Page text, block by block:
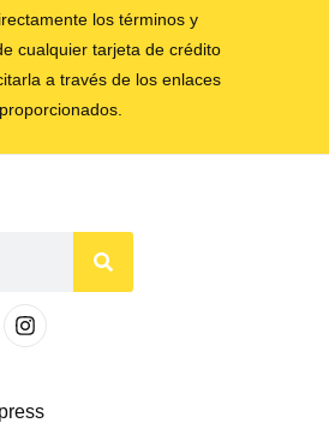
los términos y
cualquier tarjeta de crédito
a través de los enlaces
proporcionados.